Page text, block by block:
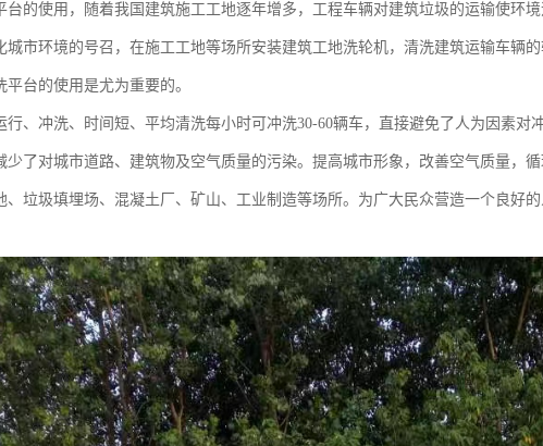
台的使用，随着我国建筑施工工地逐年增多，工程车辆对建筑垃圾的运输使环
城市环境的号召，在施工工地等场所安装建筑工地洗轮机，清洗建筑运输车辆
平台的使用是尤为重要的。
行、冲洗、时间短、平均清洗每小时可冲洗30-60辆车，直接避免了人为因素对
少了对城市道路、建筑物及空气质量的污染。提高城市形象，改善空气质量，循
、垃圾填埋场、混凝土厂、矿山、工业制造等场所。为广大民众营造一个良好